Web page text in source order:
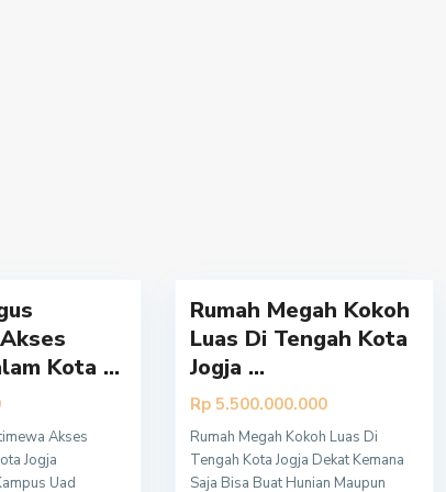
Kota ...
Akses
Jogja
Uad
Rumah Megah Kokoh
Luas Di Tengah Kota
Jogja ...
Rp 5.500.000.000
Rumah Megah Kokoh Luas Di
Tengah Kota Jogja Dekat Kemana
Saja Bisa Buat Hunian Maupun
Properti Terbaru